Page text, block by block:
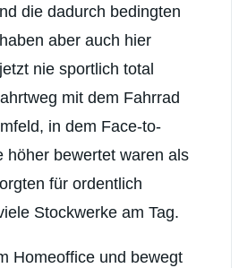
die dadurch bedingten
aber auch hier
nie sportlich total
mit dem Fahrrad
in dem Face-to-
höher bewertet waren als
für ordentlich
Stockwerke am Tag.
Homeoffice und bewegt